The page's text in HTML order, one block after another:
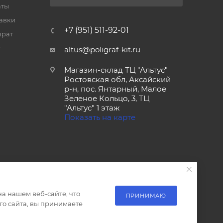
+7 (951) 511-92-01
altus@poligraf-kit.ru
Магазин-склад ТЦ "Альтус"
Ростовская обл, Аксайский
р-н, пос. Янтарный, Малое
Зеленое Кольцо, 3, ТЦ
"Альтус" 1 этаж
Показать на карте
нашем веб-сайте, что
сайта, вы принимаете
ПРИНИМАЮ